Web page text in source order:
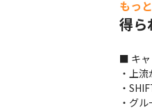
もっ
得ら
■ キャ
・上
・
・グ